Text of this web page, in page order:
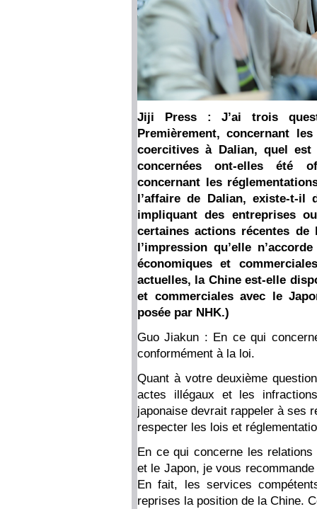
Jiji Press : J’ai trois
Premièrement, concernant
coercitives à Dalian, quel est
concernées ont-elles été
concernant les
l’affaire de Dalian, existe-t-il
impliquant des entreprises
certaines actions récentes
l’impression qu’elle
économiques et
actuelles, la Chine est-elle
et commerciales avec le
posée par NHK.)
Guo Jiakun : En ce qui
conformément à la loi.
Quant à votre deuxième
actes illégaux et les
japonaise devrait rappeler à ses
respecter les lois et
En ce qui concerne les
et le Japon, je vous
En fait, les services
reprises la position de la Chine.